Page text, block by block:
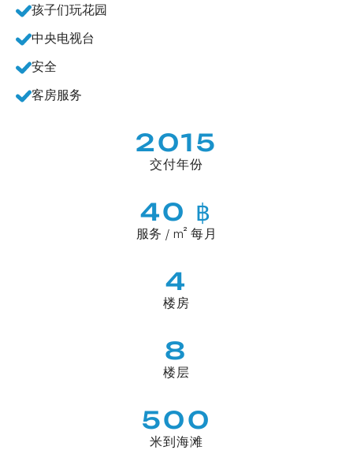
孩子们玩花园
中央电视台
安全
客房服务
2015
交付年份
40 ฿
服务 / m² 每月
4
楼房
8
楼层
500
米到海滩